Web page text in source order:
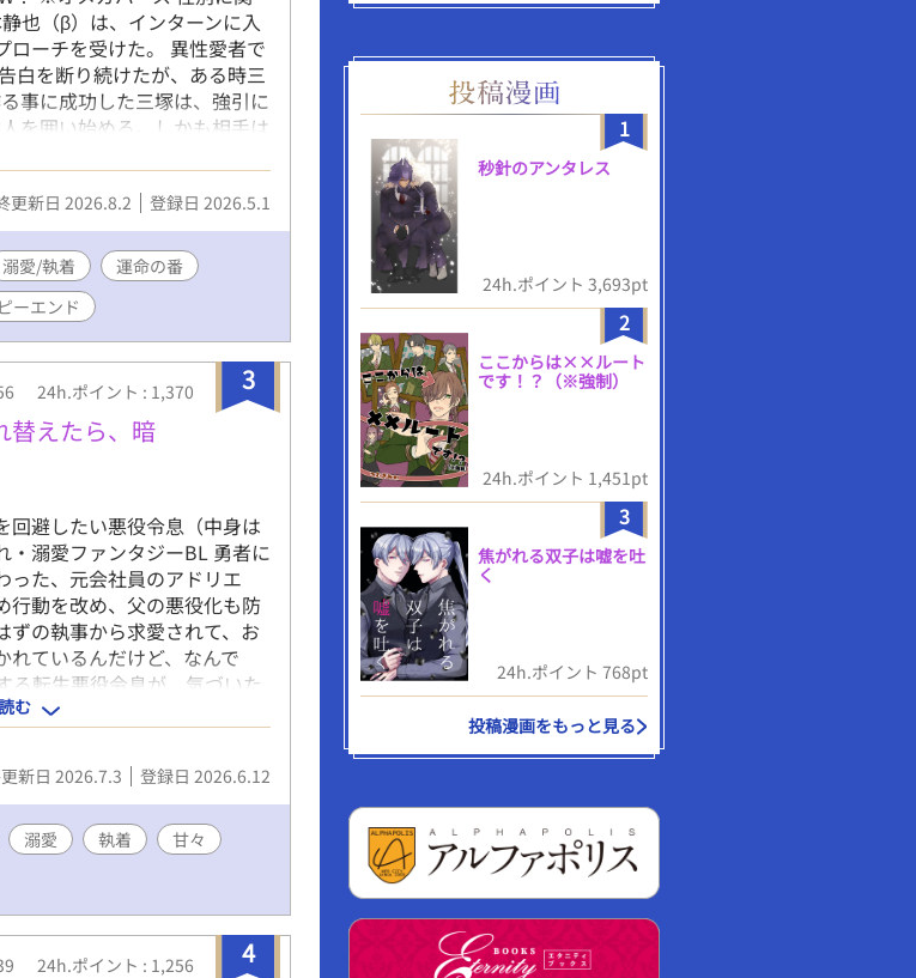
也（β）は、インターンに入
ローチを受けた。 異性愛者で
白を断り続けたが、ある時三
事に成功した三塚は、強引に
を囲い始める。しかも相手は
バース法により、婚姻外の
為には、まず静也と離婚しな
ある夜、三塚は静也に離婚を
つ恐ろしい運命など、想像す
気男・三塚の末路とは。
17話のラスト、三年ではな
詫びして訂正いたしますm(_
更新日 2026.8.2 登録日 2026.5.1
溺愛/執着
運命の番
ーエンド
3
24h.ポイント : 1,370
替えたら、暗
回避したい悪役令息（中身は
・溺愛ファンタジーBL 勇者に
った、元会社員のアドリエ
行動を改め、父の悪役化も防
ずの執事から求愛されて、お
れているんだけど、なんで
る転生悪役令息が、気づいた
になるお話です。 総受けに
終的に主人公とくっつくのは
あるエピソードには（☆）を
ス様の独占公開・最新作で
完結済み。今後は、後日
。 ※番外編・第一弾としま
僕だった』を更新しまし
む
新日 2026.7.3 登録日 2026.6.12
溺愛 執着
甘々
4
24h.ポイント : 1,256
1
秒針のアンタレス
24h.ポイント 3,693pt
2
ここからは××ルート
です！？（※強制）
24h.ポイント 1,451pt
3
焦がれる双子は嘘を吐
く
24h.ポイント 768pt
投稿漫画をもっと見る